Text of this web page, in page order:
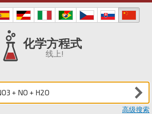
化学方程式
线上!
高级搜索